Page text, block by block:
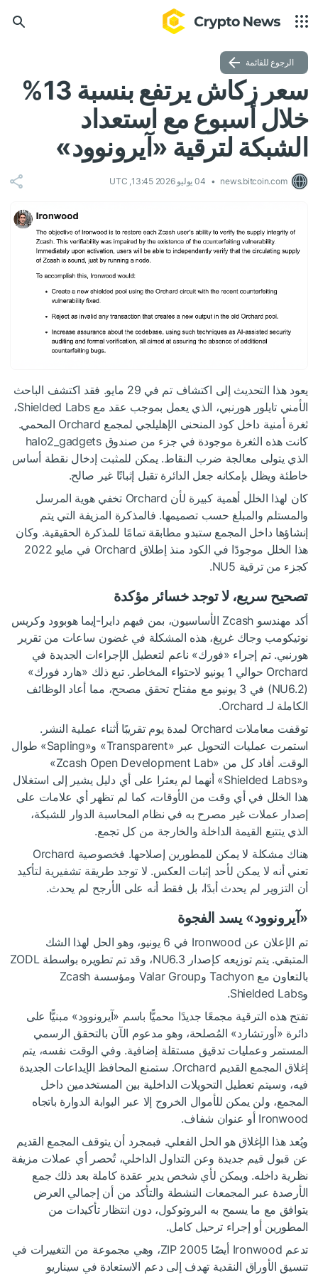
الرجوع للقائمة
سعر زكاش يرتفع بنسبة 13%
خلال أسبوع مع استعداد
الشبكة لترقية «آيرونوود»
news.bitcoin.com 04 يوليو 2026 13:45, UTC
يعود هذا التحديث إلى اكتشاف تم في 29 مايو. فقد اكتشف الباحث
الأمني تايلور هورنبي، الذي يعمل بموجب عقد مع Shielded Labs،
ثغرة أمنية داخل كود المنحنى الإهليلجي لمجمع Orchard المحمي.
كانت هذه الثغرة موجودة في جزء من صندوق halo2_gadgets
الذي يتولى معالجة ضرب النقاط. يمكن للمثبت إدخال نقطة أساس
خاطئة ويظل بإمكانه جعل الدائرة تقبل إثباتًا غير صالح.
كان لهذا الخلل أهمية كبيرة لأن Orchard تخفي هوية المرسل
والمستلم والمبلغ حسب تصميمها. فالمذكرة المزيفة التي يتم
إنشاؤها داخل المجمع ستبدو مطابقة تمامًا للمذكرة الحقيقية. وكان
هذا الخلل موجودًا في الكود منذ إطلاق Orchard في مايو 2022
كجزء من ترقية NU5.
تصحيح سريع، لا توجد خسائر مؤكدة
أكد مهندسو Zcash الأساسيون، بمن فيهم دايرا-إيما هوبوود وكريس
نوتيكومب وجاك غريغ، هذه المشكلة في غضون ساعات من تقرير
هورنبي. تم إجراء «فورك» ناعم لتعطيل الإجراءات الجديدة في
Orchard حوالي 1 يونيو لاحتواء المخاطر. تبع ذلك «هارد فورك»
(NU6.2) في 3 يونيو مع مفتاح تحقق مصحح، مما أعاد الوظائف
الكاملة لـ Orchard.
توقفت معاملات Orchard لمدة يوم تقريبًا أثناء عملية النشر.
استمرت عمليات التحويل عبر «Transparent» و«Sapling» طوال
الوقت. أفاد كل من «Zcash Open Development Lab»
و«Shielded Labs» أنهما لم يعثرا على أي دليل يشير إلى استغلال
هذا الخلل في أي وقت من الأوقات، كما لم تظهر أي علامات على
إصدار عملات غير مصرح به في نظام المحاسبة الدوار للشبكة،
الذي يتتبع القيمة الداخلة والخارجة من كل تجمع.
هناك مشكلة لا يمكن للمطورين إصلاحها. فخصوصية Orchard
تعني أنه لا يمكن لأحد إثبات العكس. لا توجد طريقة تشفيرية لتأكيد
أن التزوير لم يحدث أبدًا، بل فقط أنه على الأرجح لم يحدث.
«آيرونوود» يسد الفجوة
تم الإعلان عن Ironwood في 6 يونيو، وهو الحل لهذا الشك
المتبقي. يتم توزيعه كإصدار NU6.3، وقد تم تطويره بواسطة ZODL
بالتعاون مع Tachyon وValar Group ومؤسسة Zcash
وShielded Labs.
تفتح هذه الترقية مجمعًا جديدًا محميًّا باسم «آيرونوود» مبنيًّا على
دائرة «أورتشارد» المُصلحة، وهو مدعوم الآن بالتحقق الرسمي
المستمر وعمليات تدقيق مستقلة إضافية. وفي الوقت نفسه، يتم
إغلاق المجمع القديم Orchard. ستمنع المحافظ الإيداعات الجديدة
فيه، وسيتم تعطيل التحويلات الداخلية بين المستخدمين داخل
المجمع، ولن يمكن للأموال الخروج إلا عبر البوابة الدوارة باتجاه
Ironwood أو عنوان شفاف.
ويُعد هذا الإغلاق هو الحل الفعلي. فبمجرد أن يتوقف المجمع القديم
عن قبول قيم جديدة وعن التداول الداخلي، تُحصر أي عملات مزيفة
نظرية داخله. ويمكن لأي شخص يدير عقدة كاملة بعد ذلك جمع
الأرصدة عبر المجمعات النشطة والتأكد من أن إجمالي العرض
يتوافق مع ما يسمح به البروتوكول، دون انتظار تأكيدات من
المطورين أو إجراء ترحيل كامل.
تدعم Ironwood أيضًا ZIP 2005، وهي مجموعة من التغييرات في
تنسيق الأوراق النقدية تهدف إلى دعم الاستعادة في سيناريو